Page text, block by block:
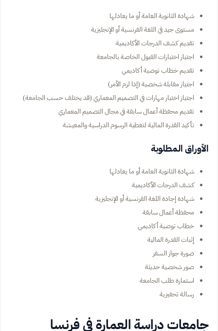
شهادة الثانوية العامة أو ما يعادلها
مستوى جيد في اللغة الفرنسية أو الإنجليزية
تقديم كشف الدرجات الأكاديمية
اجتياز اختبارات القبول الخاصة بالجامعة
تقديم خطاب توصية أكاديمي
اجتياز مقابلة شخصية (إذا لزم الأمر)
اجتياز اختبار مهارات في التصميم المعماري (قد يختلف حسب الجامعة)
تقديم محفظة أعمال سابقة في مجال التصميم المعماري
تأكيد القدرة المالية لتغطية الرسوم الدراسية والمعيشة
الأوراق المطلوبة
شهادة الثانوية العامة أو ما يعادلها
كشف الدرجات الأكاديمية
شهادة إجادة اللغة الفرنسية أو الإنجليزية
محفظة أعمال سابقة
خطاب توصية أكاديمي
إثبات القدرة المالية
صورة جواز السفر
صور شخصية حديثة
استمارة طلب الجامعة
رسالة تحفيزية
جامعات دراسة العمارة في فرنسا